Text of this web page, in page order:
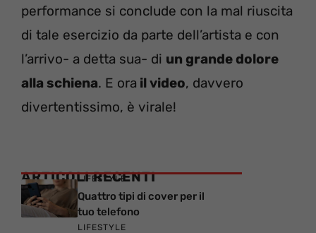
performance si conclude con la mal riuscita
di tale esercizio da parte dell’artista e con
l’arrivo- a detta sua- di un grande dolore
alla schiena. E ora il video, davvero
divertentissimo, è virale!
ARTICOLI RECENTI
LIFESTYLE
Quattro tipi di cover per il
tuo telefono
LIFESTYLE